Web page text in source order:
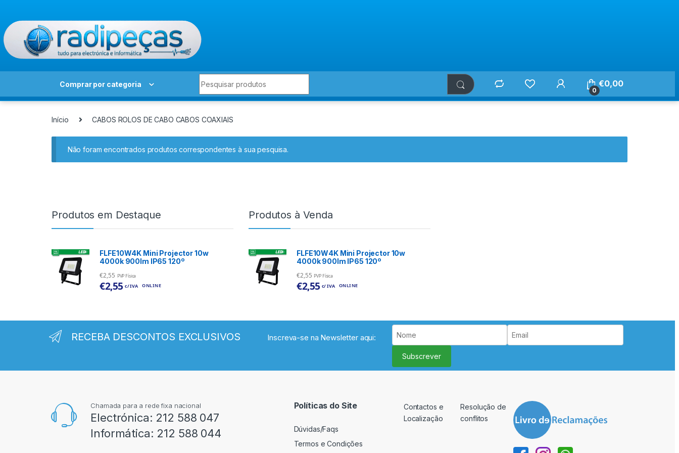
Comprar por categoria
0
€0,00
Início CABOS ROLOS DE CABO CABOS COAXIAIS
Não foram encontrados produtos correspondentes à sua pesquisa.
Produtos em Destaque
FLFE10W4K Mini Projector 10w
4000k 900lm IP65 120º
€2,55 PVP Física
€2,55 c/ IVA ONLINE
Produtos à Venda
FLFE10W4K Mini Projector 10w
4000k 900lm IP65 120º
€2,55 PVP Física
€2,55 c/ IVA ONLINE
RECEBA DESCONTOS EXCLUSIVOS Inscreva-se na Newsletter aqui:
Subscrever
Chamada para a rede fixa nacional
Electrónica: 212 588 047
Informática: 212 588 044
Políticas do Site
Dúvidas/Faqs
Termos e Condições
Contactos e
Localização
Resolução de
conflitos